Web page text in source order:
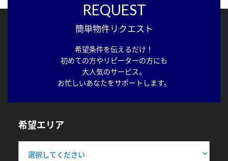
REQUEST
簡単物件リクエスト
希望条件を伝えるだけ！
初めての方やリピーターの方にも
大人気のサービス。
お忙しいあなたをサポートします。
希望エリア